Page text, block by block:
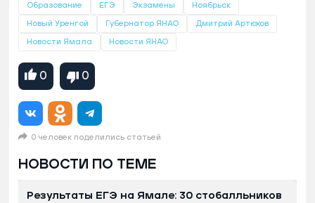
Образование ЕГЭ Экзамены Ноябрьск
Новый Уренгой Губернатор ЯНАО Дмитрий Артюхов
Новости Ямала Новости ЯНАО
0 0
0 человек поделились статьей
НОВОСТИ ПО ТЕМЕ
Результаты ЕГЭ на Ямале: 30 стобалльников